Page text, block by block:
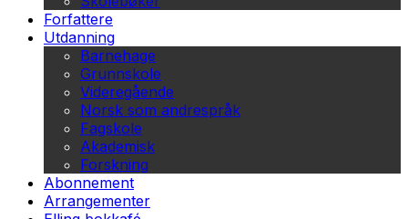
Forfattere
Utdanning
Barnehage
Grunnskole
Videregående
Norsk som andrespråk
Fagskole
Akademisk
Forskning
Abonnement
Arrangementer